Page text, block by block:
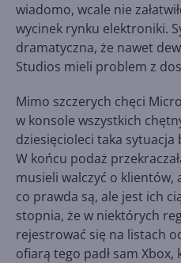
wiadomo, wcale nie
wycinek rynku elektroniki.
dramatyczna, że nawet
Studios mieli problem z
Mimo szczerych chęci
w konsole wszystkich
dziesięcioleci taka sytuacja
W końcu podaż
musieli walczyć o klientów,
co prawda są, ale jest ich
stopnia, że w niektórych
rejestrować się na listach
ofiarą tego padł sam Xbox,